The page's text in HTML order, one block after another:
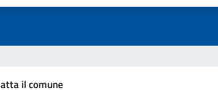
il comune